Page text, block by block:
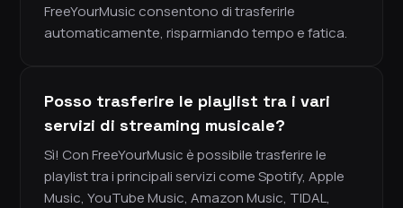
FreeYourMusic consentono di trasferirle
automaticamente, risparmiando tempo e fatica.
Posso trasferire le playlist tra i vari
servizi di streaming musicale?
Sì! Con FreeYourMusic è possibile trasferire le
playlist tra i principali servizi come Spotify, Apple
Music, YouTube Music, Amazon Music, TIDAL,